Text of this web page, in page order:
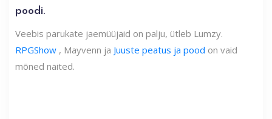
poodi.
Veebis parukate jaemüüjaid on palju, ütleb Lumzy.
RPGShow , Mayvenn ja Juuste peatus ja pood on vaid
mõned näited.